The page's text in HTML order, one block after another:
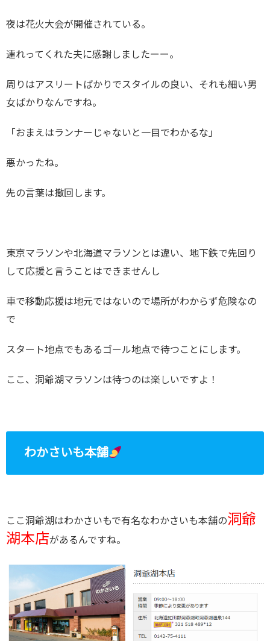
夜は花火大会が開催されている。
連れってくれた夫に感謝しましたーー。
周りはアスリートばかりでスタイルの良い、それも細い男
女ばかりなんですね。
「おまえはランナーじゃないと一目でわかるな」
悪かったね。
先の言葉は撤回します。
東京マラソンや北海道マラソンとは違い、地下鉄で先回り
して応援と言うことはできませんし
車で移動応援は地元ではないので場所がわからず危険なの
で
スタート地点でもあるゴール地点で待つことにします。
ここ、洞爺湖マラソンは待つのは楽しいですよ！
わかさいも本舗
ここ洞爺湖はわかさいもで有名なわかさいも本舗の洞爺
湖本店があるんですね。